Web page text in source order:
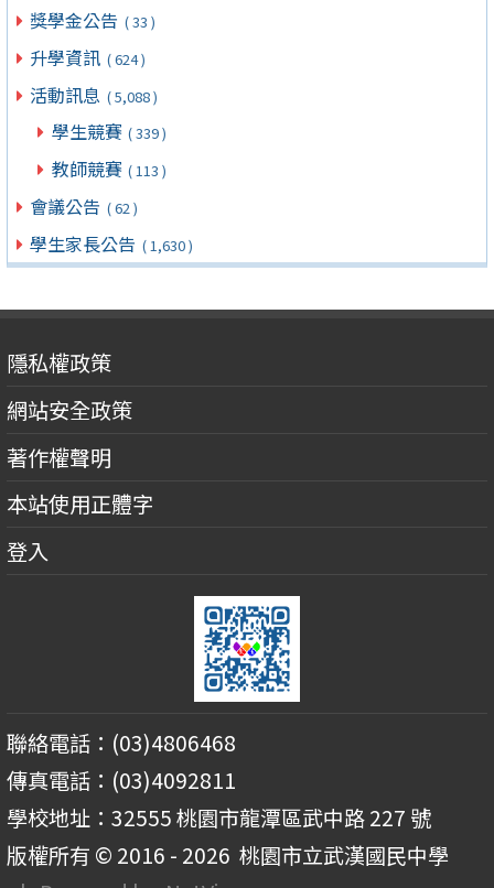
獎學金公告 ( 33 )
升學資訊 ( 624 )
活動訊息 ( 5,088 )
學生競賽 ( 339 )
教師競賽 ( 113 )
會議公告 ( 62 )
學生家長公告 ( 1,630 )
隱私權政策
網站安全政策
著作權聲明
本站使用正體字
登入
聯絡電話：(03)4806468
傳真電話：(03)4092811
學校地址：32555 桃園市龍潭區武中路 227 號
版權所有 © 2016 - 2026 桃園市立武漢國民中學